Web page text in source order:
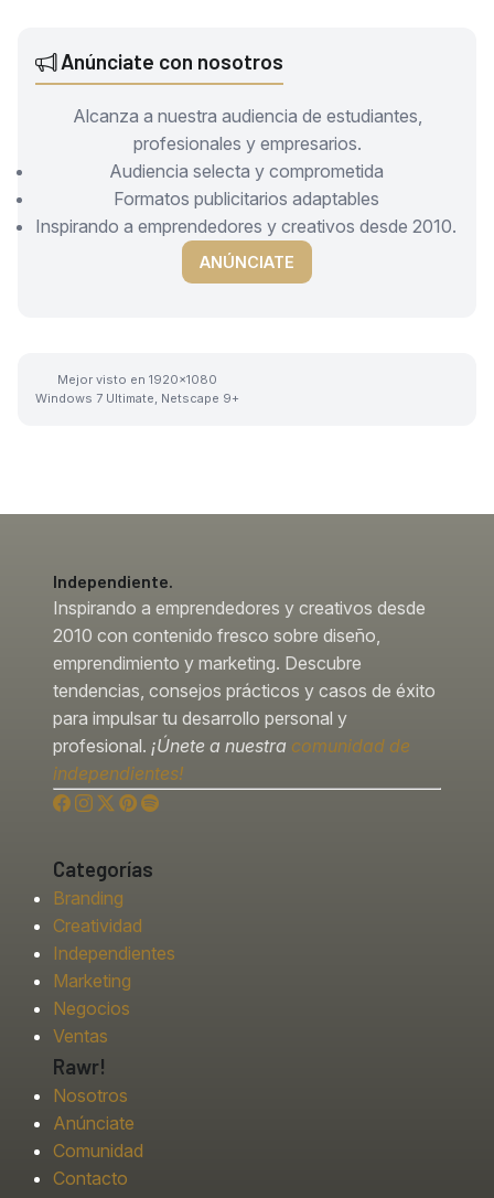
Anúnciate con nosotros
Alcanza a nuestra audiencia de estudiantes,
profesionales y empresarios.
Audiencia selecta y comprometida
Formatos publicitarios adaptables
Inspirando a emprendedores y creativos desde 2010.
ANÚNCIATE
Mejor visto en 1920x1080
Windows 7 Ultimate, Netscape 9+
Independiente.
Inspirando a emprendedores y creativos desde
2010 con contenido fresco sobre diseño,
emprendimiento y marketing. Descubre
tendencias, consejos prácticos y casos de éxito
para impulsar tu desarrollo personal y
profesional. ¡Únete a nuestra comunidad de
independientes!
Categorías
Branding
Creatividad
Independientes
Marketing
Negocios
Ventas
Rawr!
Nosotros
Anúnciate
Comunidad
Contacto